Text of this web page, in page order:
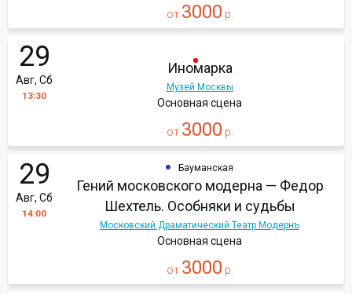
от 3000 р.
29
Авг, Сб
13:30
Иномарка
Музей Москвы
Основная сцена
от 3000 р.
29
Авг, Сб
14:00
Бауманская
Гений московского модерна — Федор
Шехтель. Особняки и судьбы
Московский Драматический Театр Модернъ
Основная сцена
от 3000 р.